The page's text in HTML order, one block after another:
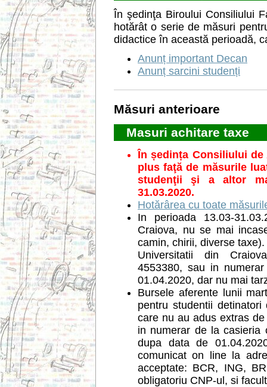
În şedinţa Biroului Consiliului
hotărât o serie de măsuri
didactice în această perioadă,
Anunț important Decan
Anunț sarcini studenți
Măsuri anterioare
Masuri achitare taxe
În ședința Consiliului
plus faţă de măsurile
studenţii şi a altor
31.03.2020.
Hotărârea cu toate
In perioada 13.03-
Craiova, nu se mai
camin, chirii, diverse
Universitatii din
4553380, sau in
01.04.2020, dar nu mai
Bursele aferente lunii
pentru studentii
care nu au adus extras
in numerar de la casieria
dupa data de
comunicat on line la
acceptate: BCR, ING,
obligatoriu CNP-ul, si